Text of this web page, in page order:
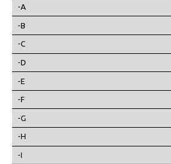
-A
-B
-C
-D
-E
-F
-G
-H
-I